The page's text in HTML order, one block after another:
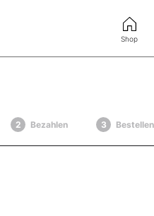
Shop
Bezahlen Bestellen